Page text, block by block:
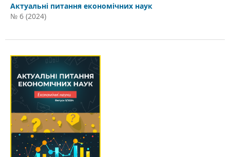
Актуальні питання економічних наук
№ 6 (2024)